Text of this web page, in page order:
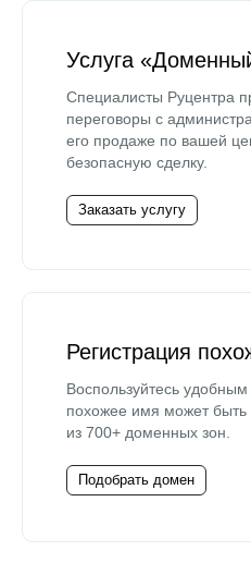
Услуга
Специалисты Руцентра
переговоры с
его продаже по вашей
безопасную сделку.
Заказать услугу
Регистрация
Воспользуйтесь
похожее имя может быть
из 700+ доменных зон.
Подобрать домен